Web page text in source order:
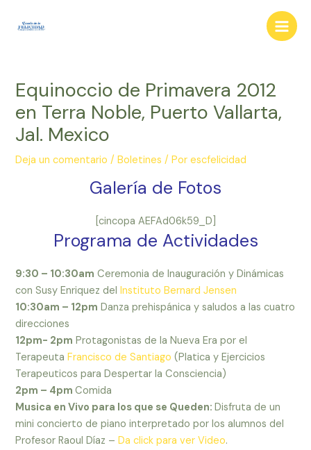
Main
Equinoccio de Primavera 2012
en Terra Noble, Puerto Vallarta,
Jal. Mexico
Deja un comentario /Boletines / Porescfelicidad
Galería de Fotos
[cincopa AEFAd06k59_D]
Programa de Actividades
9:30 – 10:30am Ceremonia de Inauguración y Dinámicas
con Susy Enriquez delInstituto Bernard Jensen
10:30am – 12pm Danza prehispánica y saludos a las cuatro
direcciones
12pm- 2pm Protagonistas de la Nueva Era por el
TerapeutaFrancisco de Santiago (Platica y Ejercicios
Terapeuticos para Despertar la Consciencia)
2pm – 4pmComida
Musica en Vivo para los que se Queden:Disfruta de un
mini concierto de piano interpretado por los alumnos del
Profesor Raoul Díaz –Da click para ver Video.